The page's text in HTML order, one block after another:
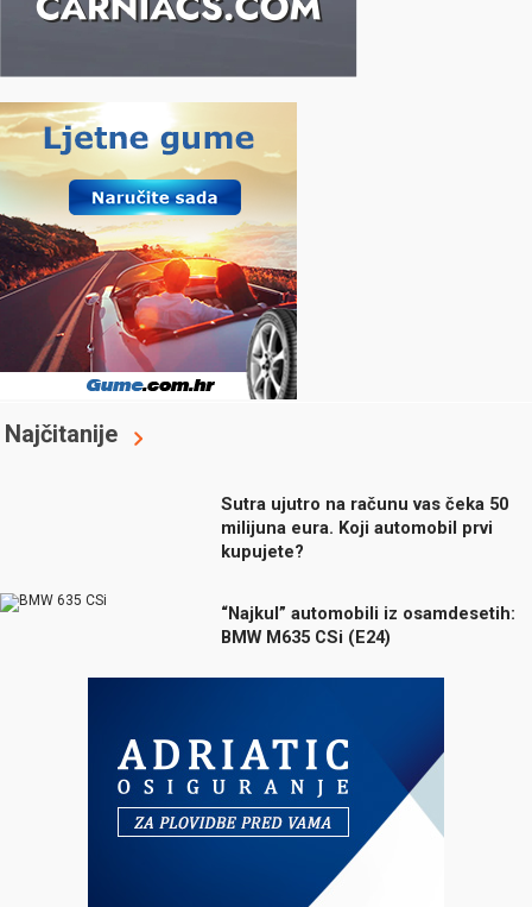
Najčitanije
Sutra ujutro na računu vas čeka 50
milijuna eura. Koji automobil prvi
kupujete?
“Najkul” automobili iz osamdesetih:
BMW M635 CSi (E24)